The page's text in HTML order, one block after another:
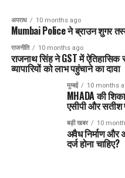
अपराध 10 months ago
Mumbai Police ने ब्राउन शुगर
राजनीति 10 months ago
राजनाथ सिंह ने GST में
व्यापारियों को लाभ पहुंचाने का दावा
मुम्बई 10 months
MHADA की
एसीपी और सतीश
बड़ी खबर 10
अवैध निर्माण और
दर्ज होना चाहिए?